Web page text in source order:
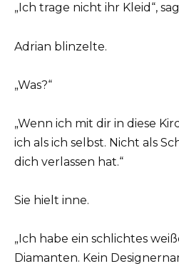
„Ich trage nicht ihr Kleid“,
Adrian blinzelte.
„Was?“
„Wenn ich mit dir in diese
ich als ich selbst. Nicht als
dich verlassen hat.“
Sie hielt inne.
„Ich habe ein schlichtes
Diamanten. Kein